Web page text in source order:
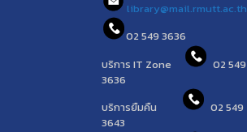
library@mail.rmutt.ac.th
02 549 3636
บริการ IT Zone
02 549
3636
บริการยืมคืน
02 549
3643